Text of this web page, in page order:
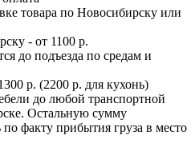
товара по Новосибирску или
- от 1100 р.
до подъезда по средам и
р. (2200 р. для кухонь)
до любой транспортной
Остальную сумму
по факту прибытия груза в место